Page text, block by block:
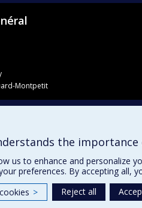
Montpetit
the
us to enhance and personalize
preferences. By accepting all,
> Reject all